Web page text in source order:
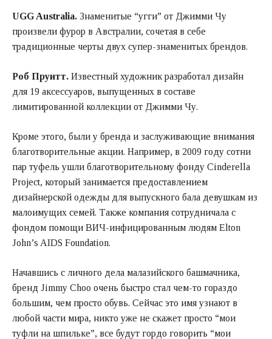
UGG Australia. Знаменитые “угги” от Джимми Чу
произвели фурор в Австралии, сочетая в себе
традиционные черты двух супер-знаменитых брендов.
Роб Пруитт. Известный художник разработал дизайн
для 19 аксессуаров, выпущенных в составе
лимитированной коллекции от Джимми Чу.
Кроме этого, были у бренда и заслуживающие внимания
благотворительные акции. Например, в 2009 году сотни
пар туфель ушли благотворительному фонду Cinderella
Project, который занимается предоставлением
дизайнерской одежды для выпускного бала девушкам из
малоимущих семей. Также компания сотрудничала с
фондом помощи ВИЧ-инфицированным людям Elton
John’s AIDS Foundation.
Начавшись с личного дела малазийского башмачника,
бренд Jimmy Choo очень быстро стал чем-то гораздо
большим, чем просто обувь. Сейчас это имя узнают в
любой части мира, никто уже не скажет просто “мои
туфли на шпильке”, все будут гордо говорить “мои